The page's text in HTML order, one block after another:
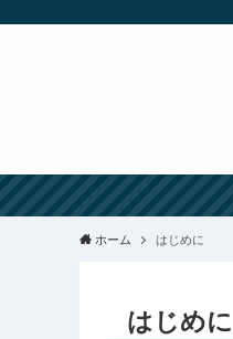
ホーム はじめに
はじめに